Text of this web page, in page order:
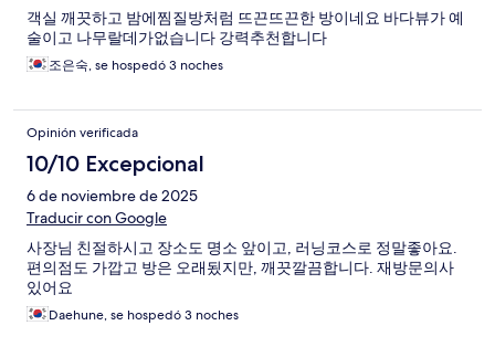
객실 깨끗하고 밤에찜질방처럼 뜨끈뜨끈한 방이네요 바다뷰가 예
술이고 나무랄데가없습니다 강력추천합니다
조은숙, se hospedó 3 noches
Opinión verificada
10/10 Excepcional
6 de noviembre de 2025
Traducir con Google
사장님 친절하시고 장소도 명소 앞이고, 러닝코스로 정말좋아요.
편의점도 가깝고 방은 오래됬지만, 깨끗깔끔합니다. 재방문의사
있어요
Daehune, se hospedó 3 noches